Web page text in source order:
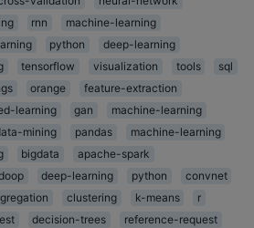
rnn
machine-learning
python
deep-learning
tensorflow visualization tools
sql
orange
feature-extraction
learning
gan
machine-learning
mining pandas
machine-learning
bigdata
apache-spark
deep-learning python
convnet
clustering k-means
r
decision-trees
reference-request